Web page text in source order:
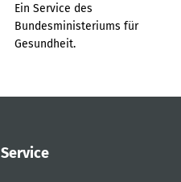
Ein Service des
Bundesministeriums für
Gesundheit.
Service